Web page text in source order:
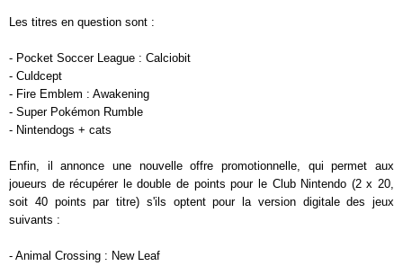
Les titres en question sont :
- Pocket Soccer League : Calciobit
- Culdcept
- Fire Emblem : Awakening
- Super Pokémon Rumble
- Nintendogs + cats
Enfin, il annonce une nouvelle offre promotionnelle, qui permet aux
joueurs de récupérer le double de points pour le Club Nintendo (2 x 20,
soit 40 points par titre) s'ils optent pour la version digitale des jeux
suivants :
- Animal Crossing : New Leaf